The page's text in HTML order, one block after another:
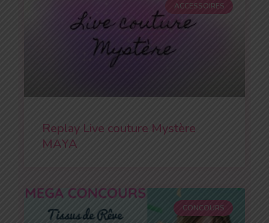
ACCESSOIRES
Replay Live couture Mystère
MAYA
CONCOURS